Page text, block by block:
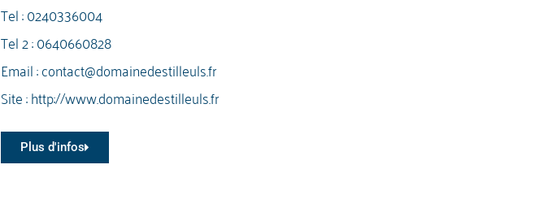
Tel :0240336004
Tel 2 :0640660828
Email :contact@domainedestilleuls.fr
Site :http://www.domainedestilleuls.fr
Plus d'infos